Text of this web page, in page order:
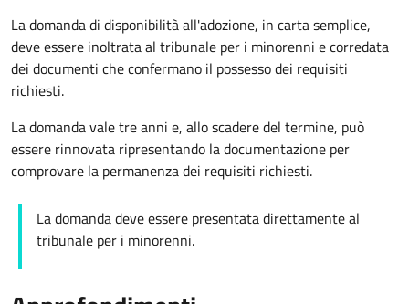
La domanda di disponibilità all'adozione, in carta semplice,
deve essere inoltrata al tribunale per i minorenni e corredata
dei documenti che confermano il possesso dei requisiti
richiesti.
La domanda vale tre anni e, allo scadere del termine, può
essere rinnovata ripresentando la documentazione per
comprovare la permanenza dei requisiti richiesti.
La domanda deve essere presentata direttamente al
tribunale per i minorenni.